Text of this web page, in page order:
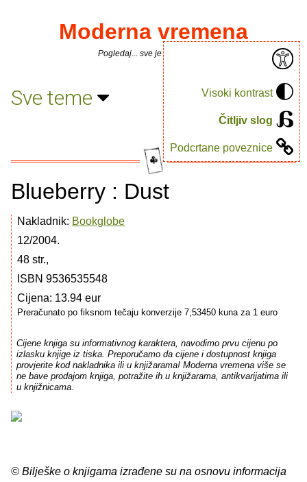
Visoki kontrast
Čitljiv slog
Podcrtane poveznice
Moderna vremena
Pogledaj... sve je puno knjiga.
Sve teme
Blueberry : Dust
Nakladnik: Bookglobe
12/2004.
48 str.,
ISBN 9536535548
Cijena: 13.94 eur
Preračunato po fiksnom tečaju konverzije 7,53450 kuna za 1 euro
Cijene knjiga su informativnog karaktera, navodimo prvu cijenu po
izlasku knjige iz tiska. Preporučamo da cijene i dostupnost knjiga
provjerite kod nakladnika ili u knjižarama! Moderna vremena više se
ne bave prodajom knjiga, potražite ih u knjižarama, antikvarijatima ili
u knjižnicama.
© Bilješke o knjigama izrađene su na osnovu informacija